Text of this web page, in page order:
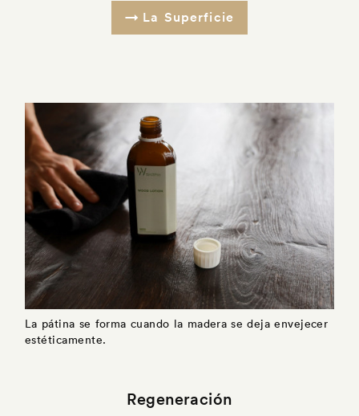
La Superficie
La pátina se forma cuando la madera se deja envejecer
estéticamente.
Regeneración